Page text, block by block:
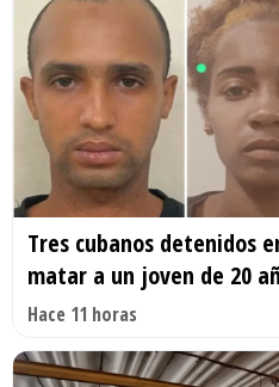
Tres cubanos detenidos
matar a un joven de 20
Hace 11 horas